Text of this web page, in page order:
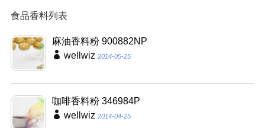
食品香料列表
麻油香料粉 900882NP
wellwiz 2014-05-25
咖啡香料粉 346984P
wellwiz 2014-04-25